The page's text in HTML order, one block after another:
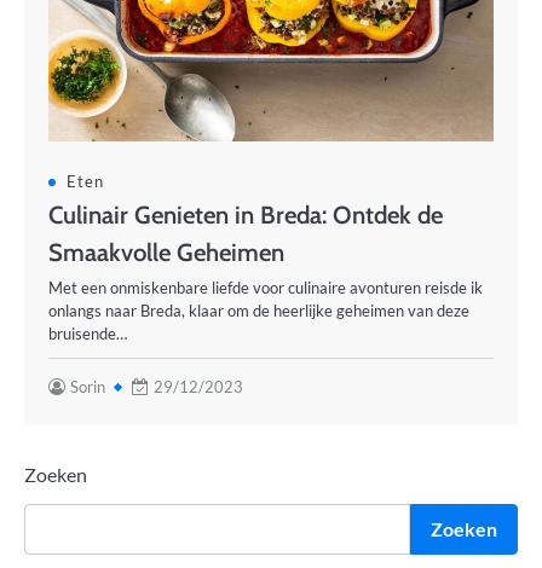
Eten
Culinair Genieten in Breda: Ontdek de
Smaakvolle Geheimen
Met een onmiskenbare liefde voor culinaire avonturen reisde ik
onlangs naar Breda, klaar om de heerlijke geheimen van deze
bruisende…
Sorin 29/12/2023
Zoeken
Zoeken